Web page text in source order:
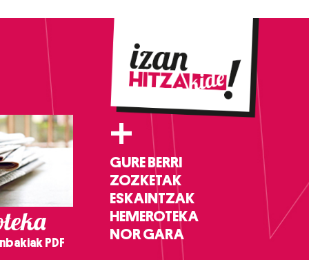
PDF
+
GURE BERRI
ZOZKETAK
ESKAINTZAK
HEMEROTEKA
NOR GARA